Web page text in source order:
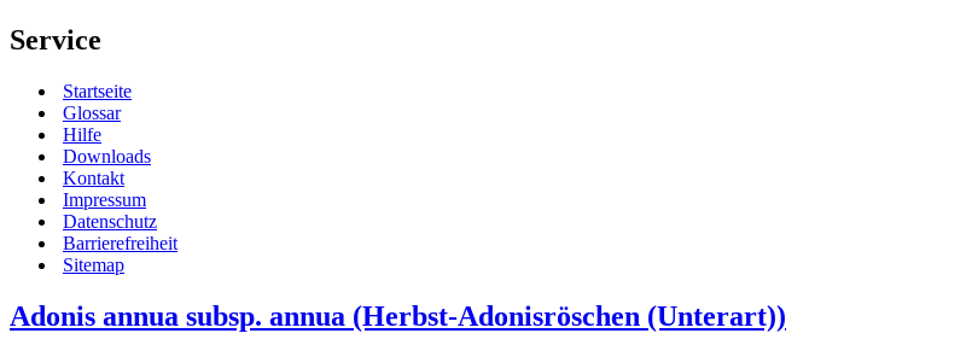
Service
Startseite
Glossar
Hilfe
Downloads
Kontakt
Impressum
Datenschutz
Barrierefreiheit
Sitemap
Adonis annua subsp. annua (Herbst-Adonisröschen (Unterart))